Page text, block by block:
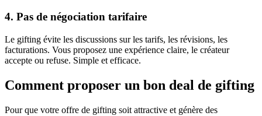
4. Pas de négociation tarifaire
Le gifting évite les discussions sur les tarifs, les révisions, les
facturations. Vous proposez une expérience claire, le créateur
accepte ou refuse. Simple et efficace.
Comment proposer un bon deal de gifting
Pour que votre offre de gifting soit attractive et génère des